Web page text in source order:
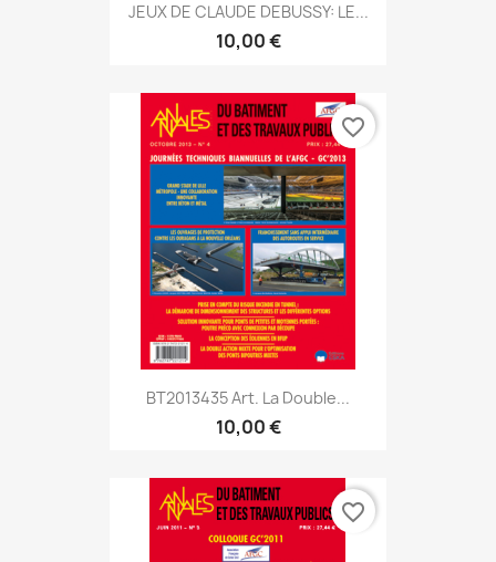
JEUX DE CLAUDE DEBUSSY: LE...
10,00 €
BT2013435 Art. La Double...
10,00 €
favorite_border
favorite_border